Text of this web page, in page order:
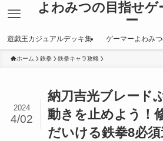
よわみつの目指せゲ
ー
遊戯王カジュアルデッキ集 ゲーマーよわみ
ホーム 鉄拳 鉄拳キャラ攻略
納刀吉光ブレード
動きを止めよう！
だいける鉄拳8必須
2024
4/02